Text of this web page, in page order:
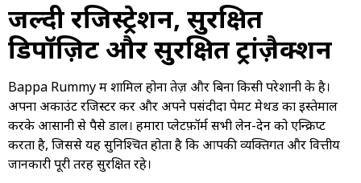
जल्दी रजिस्ट्रेशन, सुरक्षित
डिपॉज़िट और सुरक्षित ट्रांज़ैक्शन
Bappa Rummy में शामिल होना तेज़ और बिना किसी परेशानी के है।
अपना अकाउंट रजिस्टर करें और अपने पसंदीदा पेमेंट मेथड का इस्तेमाल
करके आसानी से पैसे डालें। हमारा प्लेटफ़ॉर्म सभी लेन-देन को एन्क्रिप्ट
करता है, जिससे यह सुनिश्चित होता है कि आपकी व्यक्तिगत और वित्तीय
जानकारी पूरी तरह सुरक्षित रहे।